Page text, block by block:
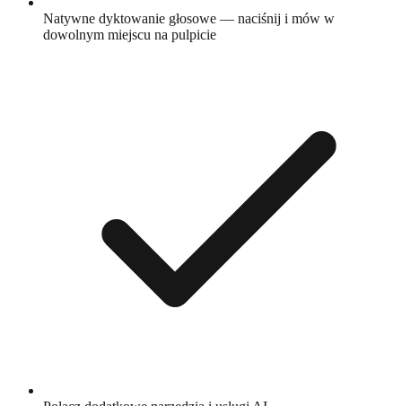
Natywne dyktowanie głosowe — naciśnij i mów w
dowolnym miejscu na pulpicie